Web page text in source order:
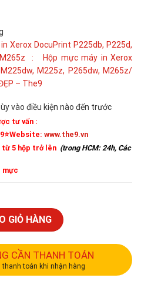
in Xerox DocuPrint P225db, P225d,
M265z : Hộp mực máy in Xerox
M225z, P265dw, M265z/
– The9
vào điều kiện nào đến trước
tư vấn :
www.the9.vn
từ 5 hộp trở lên (trong HCM: 24h, Các
mực
GIỎ HÀNG
CẦN THANH TOÁN
thanh toán khi nhận hàng